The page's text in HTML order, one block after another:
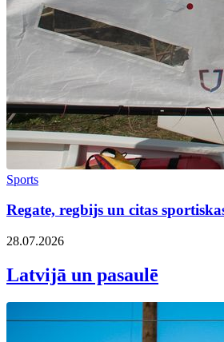
Sports
Regate, regbijs un citas
28.07.2026
Latvijā un pasaulē